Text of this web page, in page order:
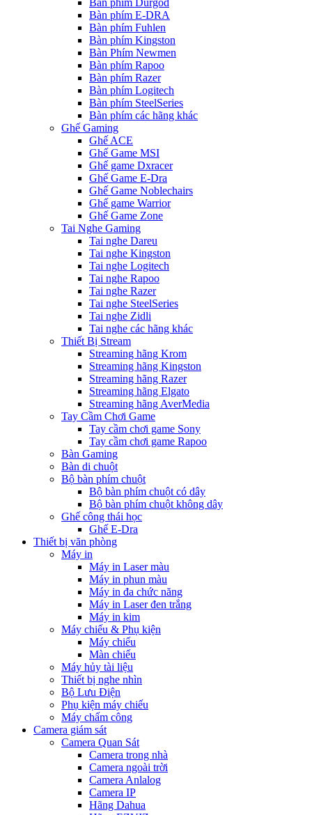
Bàn phím Durgod
Bàn phím E-DRA
Bàn phím Fuhlen
Bàn phím Kingston
Bàn Phím Newmen
Bàn phím Rapoo
Bàn phím Razer
Bàn phím Logitech
Bàn phím SteelSeries
Bàn phím các hãng khác
Ghế Gaming
Ghế ACE
Ghế Game MSI
Ghế game Dxracer
Ghế Game E-Dra
Ghế Game Noblechairs
Ghế game Warrior
Ghế Game Zone
Tai Nghe Gaming
Tai nghe Dareu
Tai nghe Kingston
Tai nghe Logitech
Tai nghe Rapoo
Tai nghe Razer
Tai nghe SteelSeries
Tai nghe Zidli
Tai nghe các hãng khác
Thiết Bị Stream
Streaming hãng Krom
Streaming hãng Kingston
Streaming hãng Razer
Streaming hãng Elgato
Streaming hãng AverMedia
Tay Cầm Chơi Game
Tay cầm chơi game Sony
Tay cầm chơi game Rapoo
Bàn Gaming
Bàn di chuột
Bộ bàn phím chuột
Bộ bàn phím chuột có dây
Bộ bàn phím chuột không dây
Ghế công thái học
Ghế E-Dra
Thiết bị văn phòng
Máy in
Máy in Laser màu
Máy in phun màu
Máy in đa chức năng
Máy in Laser đen trắng
Máy in kim
Máy chiếu & Phụ kiện
Máy chiếu
Màn chiếu
Máy hủy tài liệu
Thiết bị nghe nhìn
Bộ Lưu Điện
Phụ kiện máy chiếu
Máy chấm công
Camera giám sát
Camera Quan Sát
Camera trong nhà
Camera ngoài trời
Camera Anlalog
Camera IP
Hãng Dahua